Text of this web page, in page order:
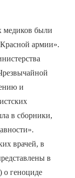
медиков были
армии».
и
в сборники,
врачей, в
в
о геноциде